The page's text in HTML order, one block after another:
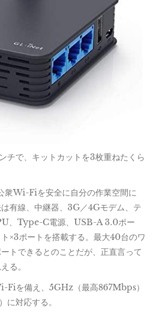
チで、キットカットを3枚重ねたくら
衆Wi-Fiを安全に自分の作業空間に
は有線、中継器、3G／4Gモデム、テ
、Type-C電源、USB-A 3.0ポー
×3ポートを搭載する。最大40台のワ
トできるとのことだが、正直言って
る。
Fiを備え、5GHz（最高867Mbps）
対応する。